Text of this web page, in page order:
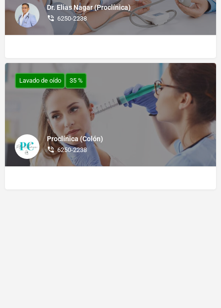
Dr. Elias Nagar (Proclínica)
6250-2238
Proclínica (Colón)
6250-2238
Lavado de oído 35 %